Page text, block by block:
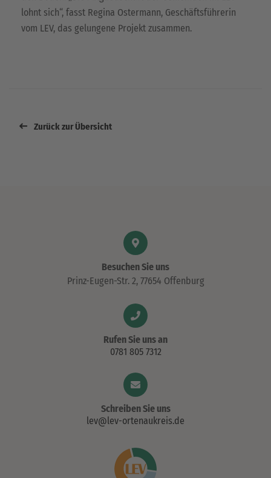
lohnt sich“, fasst Regina Ostermann, Geschäftsführerin
vom LEV, das gelungene Projekt zusammen.
Zurück zur Übersicht
Besuchen Sie uns
Prinz-Eugen-Str. 2, 77654 Offenburg
Rufen Sie uns an
0781 805 7312
Schreiben Sie uns
lev@lev-ortenaukreis.de